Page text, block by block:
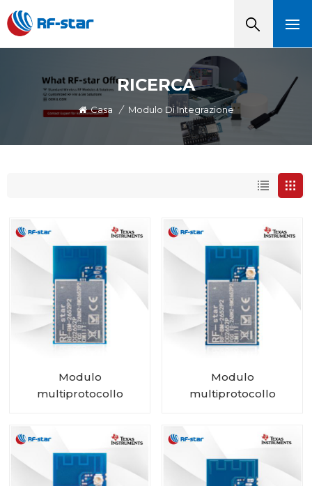
RICERCA
Casa / Modulo Di Integrazione
Modulo
multiprotocollo
Modulo
multiprotocollo